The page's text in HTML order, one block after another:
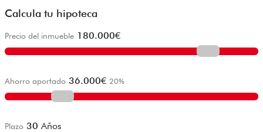
Calcula tu hipoteca
Precio del inmueble 180.000€
Ahorro aportado 36.000€ 20%
Plazo 30 Años